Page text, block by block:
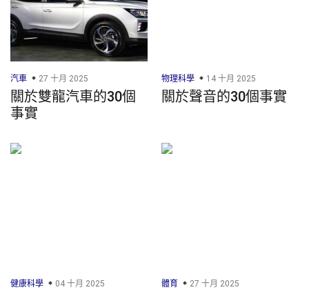
汽車 27 十月 2025
關於雙龍汽車的30個
事實
物理科學 14 十月 2025
關於聲音的30個事實
健康科學 04 十月 2025 體育 27 十月 2025